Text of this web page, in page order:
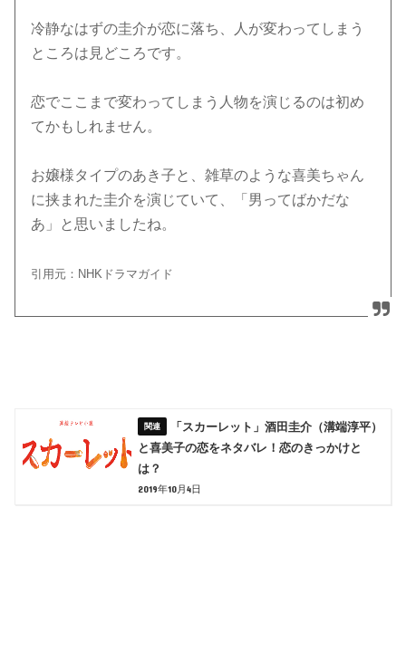
冷静なはずの圭介が恋に落ち、人が変わってしまう
ところは見どころです。
恋でここまで変わってしまう人物を演じるのは初め
てかもしれません。
お嬢様タイプのあき子と、雑草のような喜美ちゃん
に挟まれた圭介を演じていて、「男ってばかだな
あ」と思いましたね。
引用元：NHKドラマガイド
「スカーレット」酒田圭介（溝端淳平）
と喜美子の恋をネタバレ！恋のきっかけと
は？
2019年10月4日